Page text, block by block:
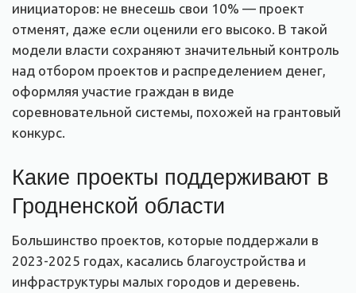
инициаторов: не внесешь свои 10% — проект
отменят, даже если оценили его высоко. В такой
модели власти сохраняют значительный контроль
над отбором проектов и распределением денег,
оформляя участие граждан в виде
соревновательной системы, похожей на грантовый
конкурс.
Какие проекты поддерживают в
Гродненской области
Большинство проектов, которые поддержали в
2023-2025 годах, касались благоустройства и
инфраструктуры малых городов и деревень.